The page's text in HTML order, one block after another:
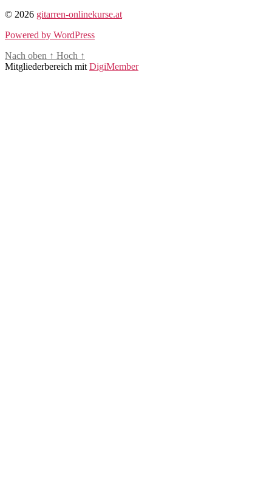
© 2026 gitarren-onlinekurse.at
Powered by WordPress
Nach oben ↑ Hoch ↑
Mitgliederbereich mit DigiMember